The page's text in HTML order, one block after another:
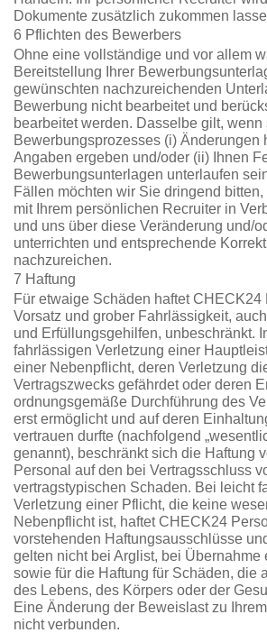
Dokumente zusätzlich zukommen
6 Pflichten des Bewerbers
Ohne eine vollständige und vor allem
Bereitstellung Ihrer
gewünschten nachzureichenden
Bewerbung nicht bearbeitet und
bearbeitet werden. Dasselbe gilt,
Bewerbungsprozesses (i) Änderungen
Angaben ergeben und/oder (ii) Ihnen
Bewerbungsunterlagen unterlaufen
Fällen möchten wir Sie dringend
mit Ihrem persönlichen Recruiter in
und uns über diese Veränderung und/
unterrichten und entsprechende
nachzureichen.
7 Haftung
Für etwaige Schäden haftet CHECK24
Vorsatz und grober Fahrlässigkeit,
und Erfüllungsgehilfen, unbeschränkt.
fahrlässigen Verletzung einer
einer Nebenpflicht, deren Verletzung
Vertragszwecks gefährdet oder deren
ordnungsgemäße Durchführung des
erst ermöglicht und auf deren
vertrauen durfte (nachfolgend
genannt), beschränkt sich die Haftung
Personal auf den bei Vertragsschluss
vertragstypischen Schaden. Bei leicht
Verletzung einer Pflicht, die keine
Nebenpflicht ist, haftet CHECK24
vorstehenden Haftungsausschlüsse
gelten nicht bei Arglist, bei Übernahme
sowie für die Haftung für Schäden, die
des Lebens, des Körpers oder der
Eine Änderung der Beweislast zu
nicht verbunden.